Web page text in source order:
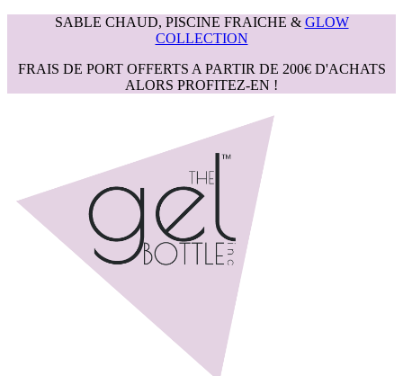
SABLE CHAUD, PISCINE FRAICHE & GLOW
COLLECTION
FRAIS DE PORT OFFERTS A PARTIR DE 200€ D'ACHATS
ALORS PROFITEZ-EN !